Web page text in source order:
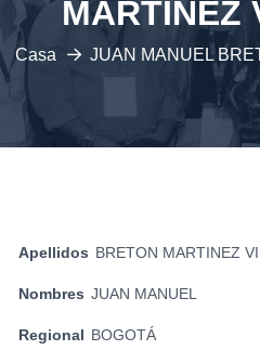
MARTINEZ
Casa JUAN MANUEL
Apellidos BRETON MARTINEZ
Nombres JUAN MANUEL
Regional BOGOTÁ